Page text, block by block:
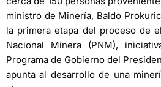
ministro de Minería, Baldo
la primera etapa del proceso de
Nacional Minera (PNM),
Programa de Gobierno del
apunta al desarrollo de una